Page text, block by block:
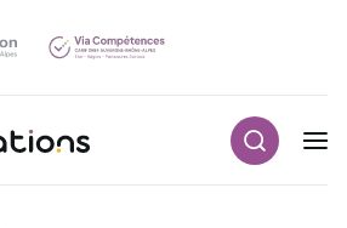
Navigation principale